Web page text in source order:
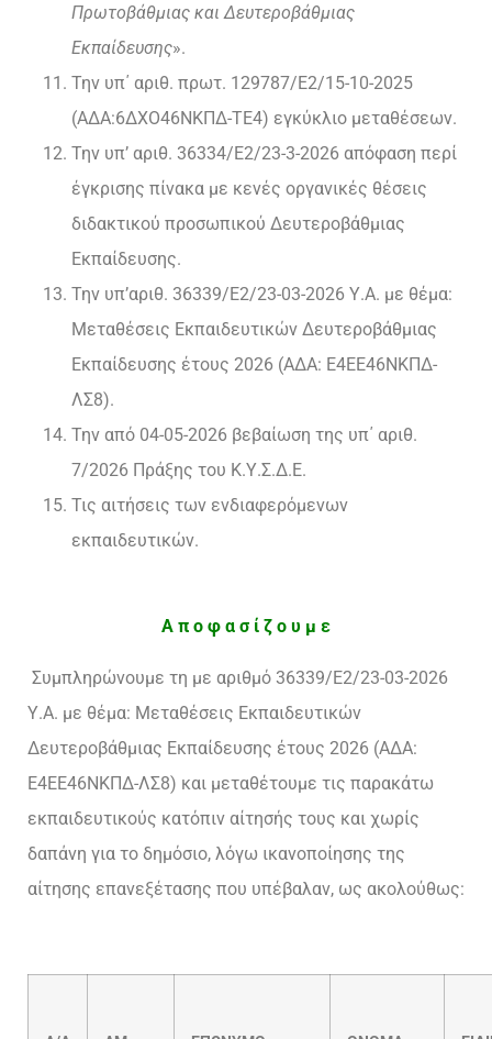
Πρωτοβάθμιας και Δευτεροβάθμιας
Εκπαίδευσης».
Την υπ΄ αριθ. πρωτ. 129787/Ε2/15-10-2025
(ΑΔΑ:6ΔΧΟ46ΝΚΠΔ-ΤΕ4) εγκύκλιο μεταθέσεων.
Την υπ’ αριθ. 36334/Ε2/23-3-2026 απόφαση περί
έγκρισης πίνακα με κενές οργανικές θέσεις
διδακτικού προσωπικού Δευτεροβάθμιας
Εκπαίδευσης.
Την υπ’αριθ. 36339/Ε2/23-03-2026 Υ.Α. με θέμα:
Μεταθέσεις Εκπαιδευτικών Δευτεροβάθμιας
Εκπαίδευσης έτους 2026 (ΑΔΑ: Ε4ΕΕ46ΝΚΠΔ-
ΛΣ8).
Την από 04-05-2026 βεβαίωση της υπ΄ αριθ.
7/2026 Πράξης του Κ.Υ.Σ.Δ.Ε.
Τις αιτήσεις των ενδιαφερόμενων
εκπαιδευτικών.
Α π ο φ α σ ί ζ ο υ μ ε
Συμπληρώνουμε τη με αριθμό 36339/Ε2/23-03-2026
Υ.Α. με θέμα: Μεταθέσεις Εκπαιδευτικών
Δευτεροβάθμιας Εκπαίδευσης έτους 2026 (ΑΔΑ:
Ε4ΕΕ46ΝΚΠΔ-ΛΣ8) και μεταθέτουμε τις παρακάτω
εκπαιδευτικούς κατόπιν αίτησής τους και χωρίς
δαπάνη για το δημόσιο, λόγω ικανοποίησης της
αίτησης επανεξέτασης που υπέβαλαν, ως ακολούθως: